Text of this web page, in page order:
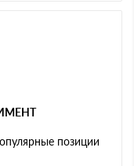
позиции